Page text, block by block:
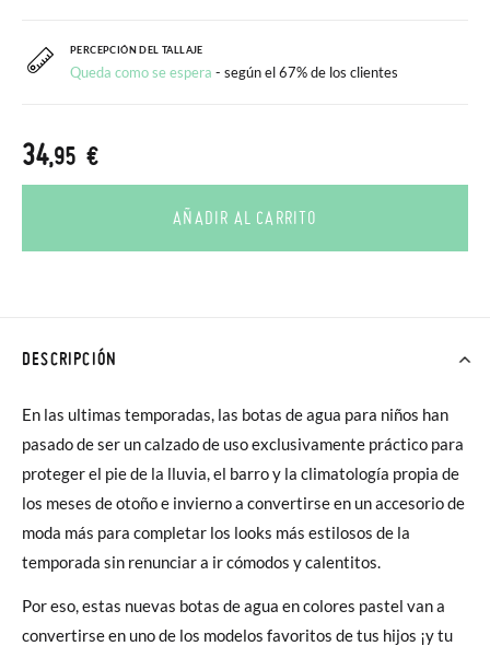
PERCEPCIÓN DEL TALLAJE
Queda como se espera - según el 67% de los clientes
34,95 €
AÑADIR AL CARRITO
DESCRIPCIÓN
En las ultimas temporadas, las botas de agua para niños han
pasado de ser un calzado de uso exclusivamente práctico para
proteger el pie de la lluvia, el barro y la climatología propia de
los meses de otoño e invierno a convertirse en un accesorio de
moda más para completar los looks más estilosos de la
temporada sin renunciar a ir cómodos y calentitos.
Por eso, estas nuevas botas de agua en colores pastel van a
convertirse en uno de los modelos favoritos de tus hijos ¡y tu